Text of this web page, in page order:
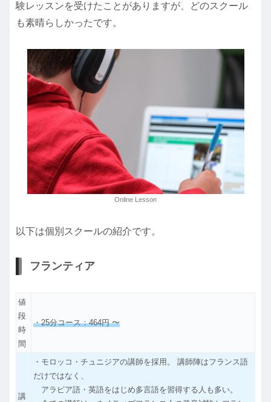
験レッスンを受けたことがありますが、どのスクール
も素晴らしかったです。
Online Lesson
以下は個別スクールの紹介です。
フランティア
値
段
時
間
・25分コース：464円 〜
講
・モロッコ・チュニジアの講師を採用。 講師陣はフランス語
だけではなく、
アラビア語・英語をはじめ多言語を習得する人も多い。